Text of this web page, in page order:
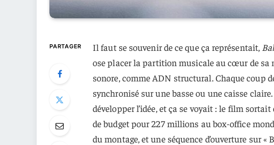
PARTAGER Il faut se souvenir de ce que ça représentait,
ose placer la partition musicale au cœur de sa
sonore, comme ADN structural. Chaque coup
synchronisé sur une basse ou une caisse
développer l’idée, et ça se voyait : le film
de budget pour 227 millions au box-office
du montage, et une séquence d’ouverture sur «